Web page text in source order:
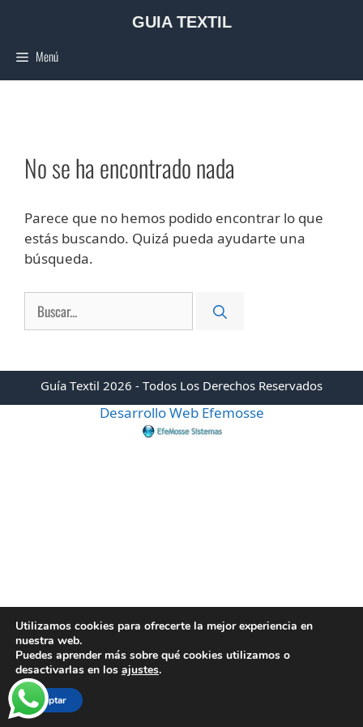
contenido
GUIA TEXTIL
Menú
No se ha encontrado nada
Parece que no hemos podido encontrar lo que
estás buscando. Quizá pueda ayudarte una
búsqueda.
Buscar:
Guía Textil 2026 - Todos Los Derechos Reservados
Desarrollo Web Efemosse
Utilizamos cookies para ofrecerte la mejor experiencia en
nuestra web.
Puedes aprender más sobre qué cookies utilizamos o
desactivarlas en los ajustes.
Aceptar